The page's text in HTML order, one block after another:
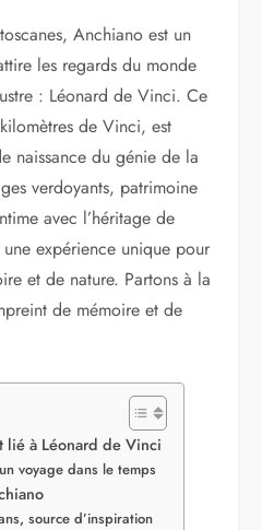
Anchiano est un
les regards du monde
: Léonard de Vinci. Ce
de Vinci, est
naissance du génie de la
verdoyants, patrimoine
avec l’héritage de
expérience unique pour
et de nature. Partons à la
de mémoire et de
lié à Léonard de Vinci
voyage dans le temps
source d’inspiration